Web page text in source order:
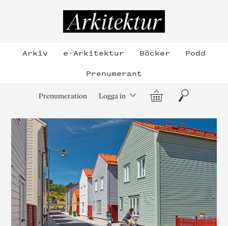
Arkiv e-Arkitektur Böcker
Podd
Prenumerant
Prenumeration Logga in Varukorg
Sök